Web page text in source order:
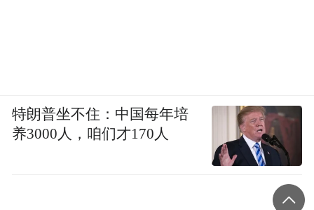
特朗普坐不住：中国每年培
养3000人，咱们才170人